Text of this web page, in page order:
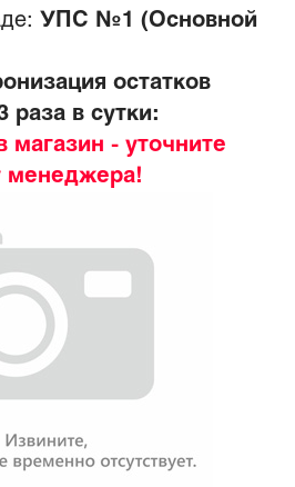
УПС №1 (Основной
остатков
раза в сутки:
магазин - уточните
менеджера!